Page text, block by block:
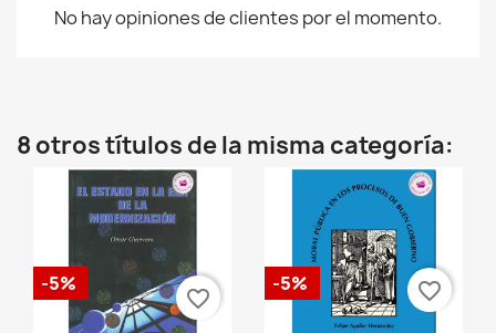
No hay opiniones de clientes por el momento.
8 otros títulos de la misma categoría:
-5%
favorite_border
-5% favorite_border